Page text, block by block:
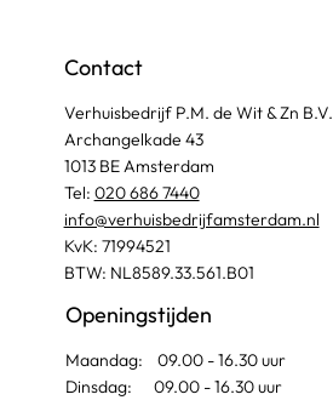
Contact
Verhuisbedrijf P.M. de Wit & Zn B.V.
Archangelkade 43
1013 BE Amsterdam
Tel: 020 686 7440
info@verhuisbedrijfamsterdam.nl​
KvK: 71994521
BTW: NL8589.33.561.B01
Openingstijden
Maandag: 09.00 - 16.30 uur
Dinsdag: 09.00 - 16.30 uur